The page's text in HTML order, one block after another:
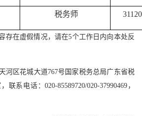
税务师
存在虚假情况，请在5个工作日内向本处反
河区花城大道767号国家税务总局广东省税
联系电话：020-85589720/020-37990469，